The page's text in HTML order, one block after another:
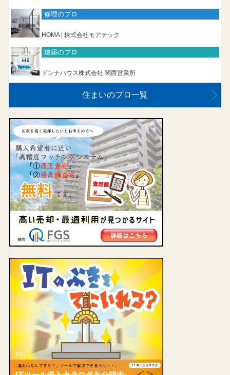
修理のプロ
HOMA | 株式会社モアテック
建築のプロ
ドンナハウス株式会社 関西営業所
住まいのプロ一覧